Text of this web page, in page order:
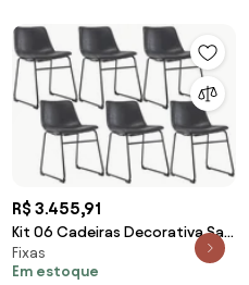
R$ 3.455,91
Kit 06 Cadeiras Decorativa Sala
de Estar Recepção Fixa Maia PU
Preto G56 - Gran Belo
Fixas
Em estoque